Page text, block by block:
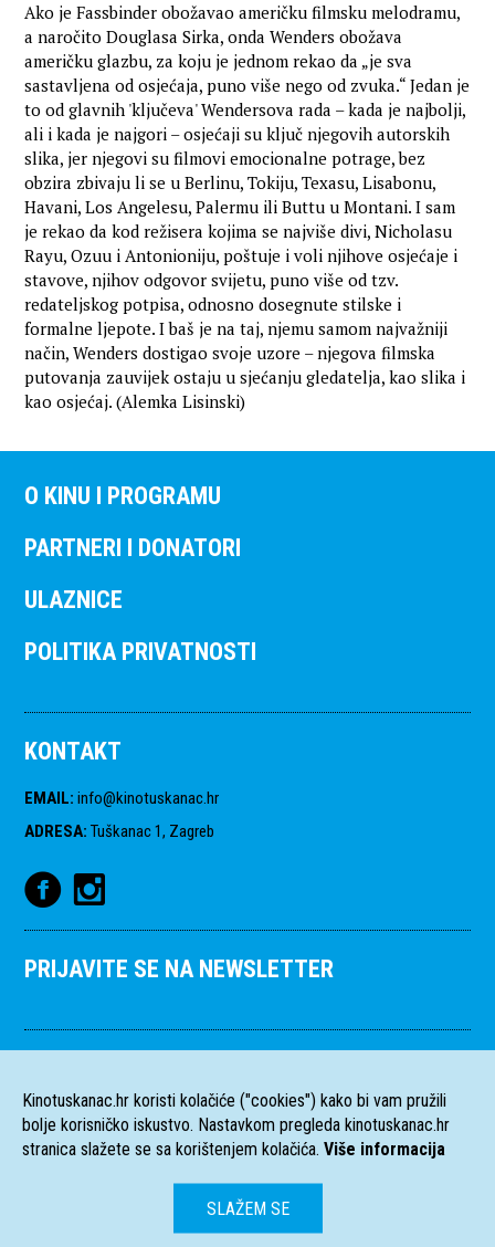
Ako je Fassbinder obožavao američku filmsku melodramu,
a naročito Douglasa Sirka, onda Wenders obožava
američku glazbu, za koju je jednom rekao da „je sva
sastavljena od osjećaja, puno više nego od zvuka.“ Jedan je
to od glavnih 'ključeva' Wendersova rada – kada je najbolji,
ali i kada je najgori – osjećaji su ključ njegovih autorskih
slika, jer njegovi su filmovi emocionalne potrage, bez
obzira zbivaju li se u Berlinu, Tokiju, Texasu, Lisabonu,
Havani, Los Angelesu, Palermu ili Buttu u Montani. I sam
je rekao da kod režisera kojima se najviše divi, Nicholasu
Rayu, Ozuu i Antonioniju, poštuje i voli njihove osjećaje i
stavove, njihov odgovor svijetu, puno više od tzv.
redateljskog potpisa, odnosno dosegnute stilske i
formalne ljepote. I baš je na taj, njemu samom najvažniji
način, Wenders dostigao svoje uzore – njegova filmska
putovanja zauvijek ostaju u sjećanju gledatelja, kao slika i
kao osjećaj. (Alemka Lisinski)
O KINU I PROGRAMU
PARTNERI I DONATORI
ULAZNICE
POLITIKA PRIVATNOSTI
KONTAKT
EMAIL: info@kinotuskanac.hr
ADRESA: Tuškanac 1, Zagreb
PRIJAVITE SE NA NEWSLETTER
Kinotuskanac.hr koristi kolačiće ("cookies") kako bi vam pružili
bolje korisničko iskustvo. Nastavkom pregleda kinotuskanac.hr
stranica slažete se sa korištenjem kolačića. Više informacija
SLAŽEM SE